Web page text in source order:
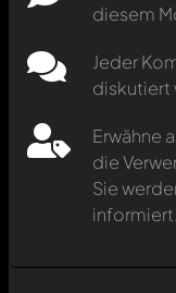
diesem
Jeder
diskutiert
Erwähne
die
Sie
informiert.